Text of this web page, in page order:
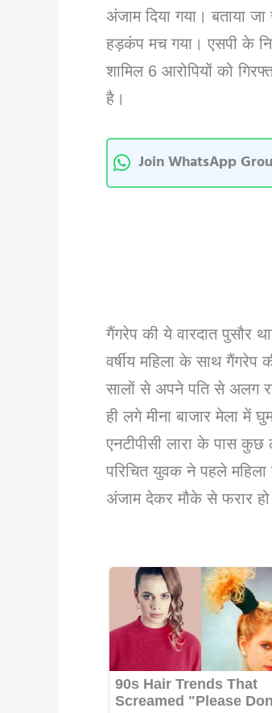
अंजाम दिया गया। बताया
हड़कंप मच गया। एसपी के
शामिल 6 आरोपियों को
है।
Join WhatsApp
गैंगरेप की ये वारदात पुसौर
वर्षीय महिला के साथ गैंगरेप
सालों से अपने पति से अलग
ही लगे मीना बाजार मेला में
एनटीपीसी लारा के पास
परिचित युवक ने पहले
अंजाम देकर मौके से फरार